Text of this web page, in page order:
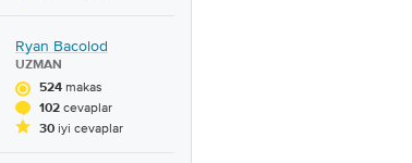
Ryan Bacolod
UZMAN
524 makas
102 cevaplar
30 iyi cevaplar